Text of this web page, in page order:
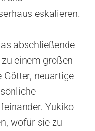
eskalieren.
abschließende
einem großen
neuartige
Yukiko
wofür sie zu